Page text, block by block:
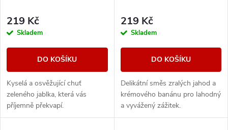
219 Kč
Skladem
DO KOŠÍKU
Kyselá a osvěžující chuť
zeleného jablka, která vás
příjemně překvapí.
219 Kč
Skladem
DO KOŠÍKU
Delikátní směs zralých jahod a
krémového banánu pro lahodný
a vyvážený zážitek.